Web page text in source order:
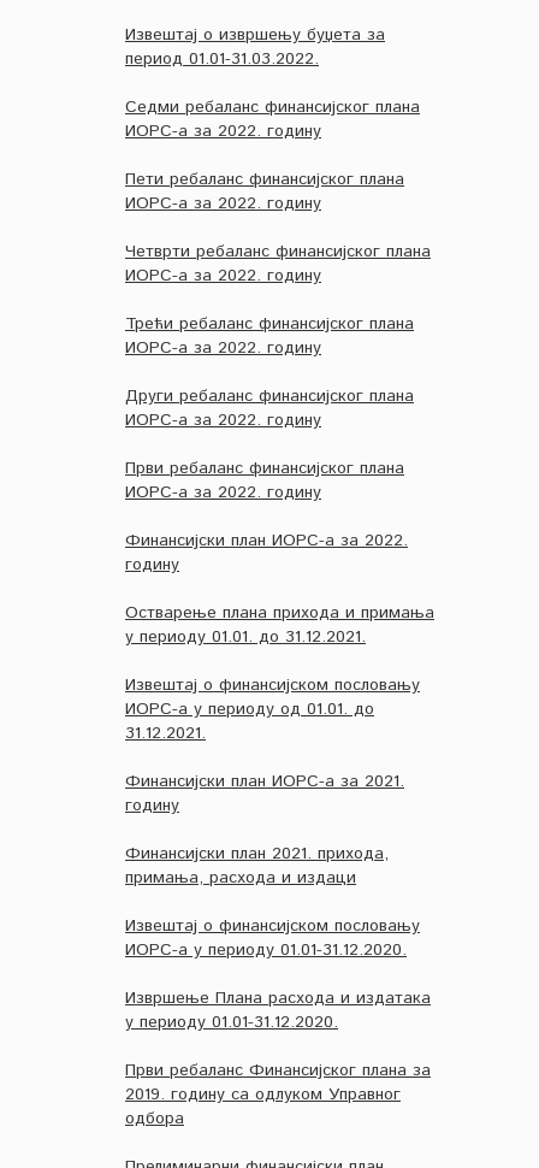
Извештај о извршењу буџета за
период 01.01-31.03.2022.
Седми ребаланс финансијског плана
ИОРС-а за 2022. годину
Пети ребаланс финансијског плана
ИОРС-а за 2022. годину
Четврти ребаланс финансијског плана
ИОРС-а за 2022. годину
Трећи ребаланс финансијског плана
ИОРС-а за 2022. годину
Други ребаланс финансијског плана
ИОРС-а за 2022. годину
Први ребаланс финансијског плана
ИОРС-а за 2022. годину
Финансијски план ИОРС-а за 2022.
годину
Остварење плана прихода и примања
у периоду 01.01. до 31.12.2021.
Извештај о финансијском пословању
ИОРС-а у периоду од 01.01. до
31.12.2021.
Финансијски план ИОРС-а за 2021.
годину
Финансијски план 2021. прихода,
примања, расхода и издаци
Извештај о финансијском пословању
ИОРС-а у периоду 01.01-31.12.2020.
Извршење Плана расхода и издатака
у периоду 01.01-31.12.2020.
Први ребаланс Финансијског плана за
2019. годину са одлуком Управног
одбора